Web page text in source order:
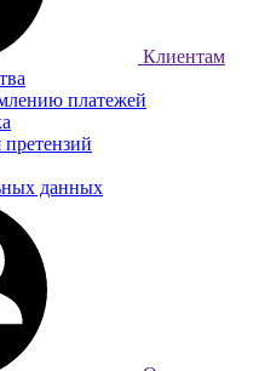
Клиентам
платежей
данных